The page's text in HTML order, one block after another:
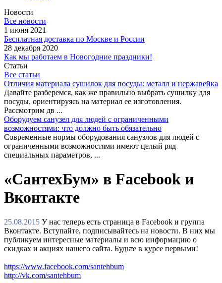
Новости
Все новости
1 июня 2021
Бесплатная доставка по Москве и России
28 декабря 2020
Как мы работаем в Новогодние праздники!
Статьи
Все статьи
Отличия материала сушилок для посуды: металл и нержавейка
Давайте разберемся, как же правильно выбрать сушилку для
посуды, ориентируясь на материал ее изготовления.
Рассмотрим дв ...
Оборудуем санузел для людей с ограниченными
возможностями: что должно быть обязательно
Современные нормы оборудования санузлов для людей с
ограниченными возможностями имеют целый ряд
специальных параметров, ...
«СантехБум» в Facebook и
Вконтакте
25.08.2015 У нас теперь есть страница в Facebook и группа
Вконтакте. Вступайте, подписывайтесь на новости. В них мы
публикуем интересные материалы и всю информацию о
скидках и акциях нашего сайта. Будьте в курсе первыми!
https://www.facebook.com/santehbum
http://vk.com/santehbum